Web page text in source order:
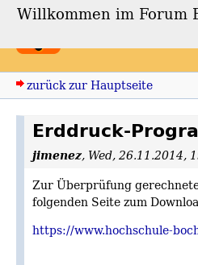
Forum
zurück zur Hauptseite
Erddruck-
jimenez, Wed, 26.11.2014,
Zur Überprüfung
folgenden Seite zum
https://www.hochschule-
Willkommen im Forum